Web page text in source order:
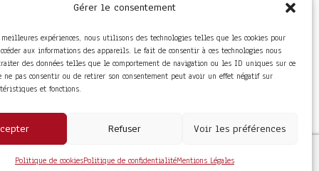
Gérer le consentement
expériences, nous utilisons des technologies telles que les cookies pour
aux informations des appareils. Le fait de consentir à ces technologies nous
des données telles que le comportement de navigation ou les ID uniques sur ce
pas consentir ou de retirer son consentement peut avoir un effet négatif sur
et fonctions.
Refuser Voir les préférences
Politique de cookiesPolitique de confidentialitéMentions Légales
Foire aux questions
Conditions Générales de
Vente
Mentions Légales
Politique de